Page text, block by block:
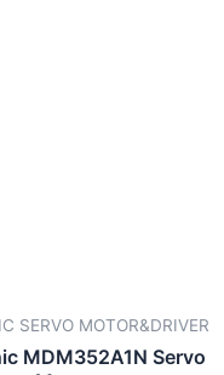
SERVO MOTOR&DRIVER
MDM352A1N Servo